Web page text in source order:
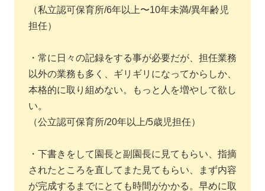
（私立認可保育所/6年以上〜10年未満/異年齢児
担任）
・常に日々の記録をする事が必要だが、担任業務
以外の業務も多く、ギリギリになってからしか、
本格的に取り組めない。もっと人を増やして欲し
い。
（公立認可保育所/20年以上/5歳児担任）
・下書きをして園長と副園長に見てもらい、指摘
されたところを直してまた見てもらい、まず内容
が完成するまでにとても時間がかかる。早めに取